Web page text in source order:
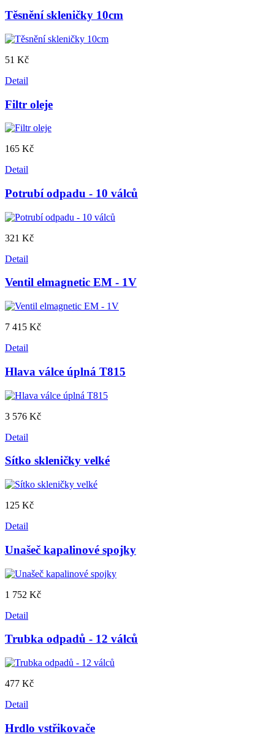
Těsnění skleničky 10cm
51 Kč
Detail
Filtr oleje
165 Kč
Detail
Potrubí odpadu - 10 válců
321 Kč
Detail
Ventil elmagnetic EM - 1V
7 415 Kč
Detail
Hlava válce úplná T815
3 576 Kč
Detail
Sítko skleničky velké
125 Kč
Detail
Unašeč kapalinové spojky
1 752 Kč
Detail
Trubka odpadů - 12 válců
477 Kč
Detail
Hrdlo vstřikovače